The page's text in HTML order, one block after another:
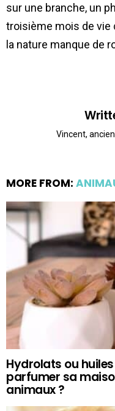
sur une branche, un
troisième mois de vie
la nature manque de
Vincent,
MORE FROM:
Hydrolats ou
parfumer sa
animaux ?